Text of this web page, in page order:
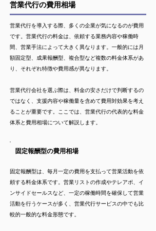
営業代行の費用相場
営業代行を導入する際、多くの企業が気になるのが費用
です。営業代行の料金は、依頼する業務内容や稼働時
間、営業手法によって大きく異なります。一般的には月
額固定型、成果報酬型、複合型など複数の料金体系があ
り、それぞれ特徴や費用感が異なります。
営業代行会社を選ぶ際は、料金の安さだけで判断するの
ではなく、支援内容や稼働量を含めて費用対効果を考え
ることが重要です。ここでは、営業代行の代表的な料金
体系と費用相場について解説します。
固定報酬型の費用相場
固定報酬型は、毎月一定の費用を支払って営業活動を依
頼する料金体系です。営業リストの作成やテレアポ、イ
ンサイドセールスなど、一定の稼働時間を確保して営業
活動を行うケースが多く、営業代行サービスの中でも比
較的一般的な料金形態です。